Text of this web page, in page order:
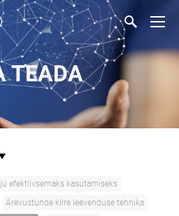
TEADA
efektiivsemaks kasutamiseks
Ärevustunde kiire leevenduse tehnika